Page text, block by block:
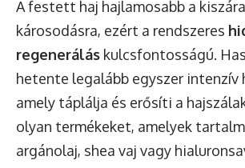
A festett haj hajlamosabb a
károsodásra, ezért a rendszeres
regenerálás kulcsfontosságú.
hetente legalább egyszer intenzív
amely táplálja és erősíti a
olyan termékeket, amelyek
argánolaj, shea vaj vagy